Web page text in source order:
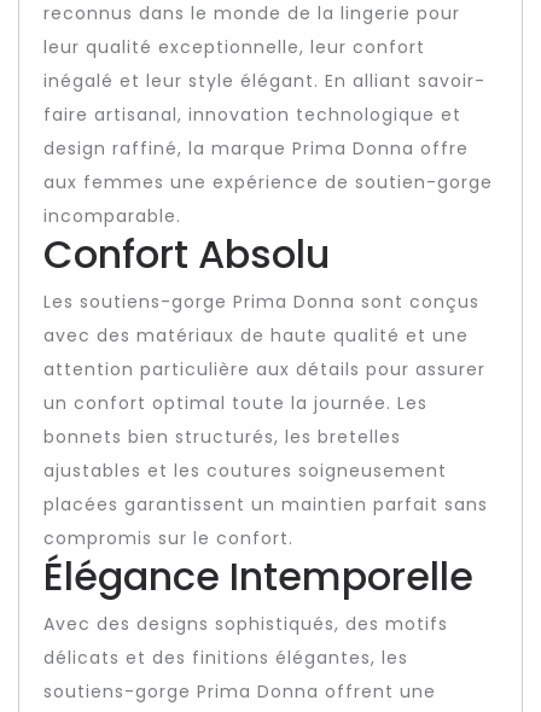
reconnus dans le monde de la lingerie pour
leur qualité exceptionnelle, leur confort
inégalé et leur style élégant. En alliant savoir-
faire artisanal, innovation technologique et
design raffiné, la marque Prima Donna offre
aux femmes une expérience de soutien-gorge
incomparable.
Confort Absolu
Les soutiens-gorge Prima Donna sont conçus
avec des matériaux de haute qualité et une
attention particulière aux détails pour assurer
un confort optimal toute la journée. Les
bonnets bien structurés, les bretelles
ajustables et les coutures soigneusement
placées garantissent un maintien parfait sans
compromis sur le confort.
Élégance Intemporelle
Avec des designs sophistiqués, des motifs
délicats et des finitions élégantes, les
soutiens-gorge Prima Donna offrent une